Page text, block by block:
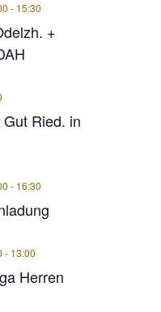
+
- 15:30
Ried. in
- 16:30
Herren
- 13:00